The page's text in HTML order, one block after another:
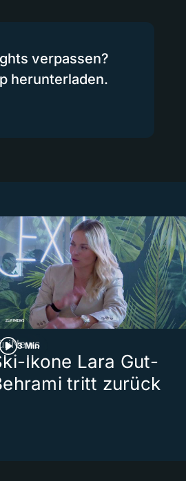
verpassen?
herunterladen.
3 Min
Ikone Lara Gut-
tritt zurück